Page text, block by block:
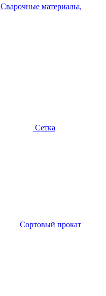
Сварочные материалы,
Сетка
Сортовый прокат